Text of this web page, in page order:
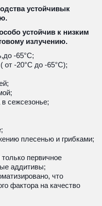
устойчивык
устойчив к низким
излучению.
-65°С;
-20°С до -65°С);
сежсезонье;
плесенью и грибками;
только первичное
аддитивы;
что
фактора на качество